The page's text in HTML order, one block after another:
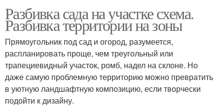
Разбивка сада на участке схема.
Разбивка территории на зоны
Прямоугольник под сад и огород, разумеется,
распланировать проще, чем треугольный или
трапециевидный участок, ромб, надел на склоне. Но
даже самую проблемную территорию можно превратить
в уютную ландшафтную композицию, если творчески
подойти к дизайну.